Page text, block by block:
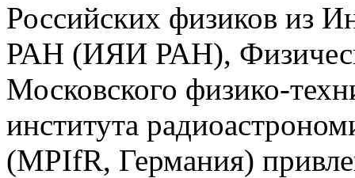
Российских физиков из
РАН (ИЯИ РАН),
Московского физико-
института
(MPIfR, Германия)